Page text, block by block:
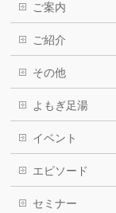
ご案内
ご紹介
その他
よもぎ足湯
イベント
エピソード
セミナー